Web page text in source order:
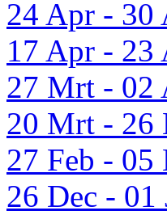
24 Apr - 30
17 Apr - 23
27 Mrt - 02
20 Mrt - 26
27 Feb -
26 Dec - 01